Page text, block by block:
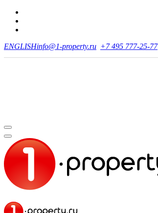
ENGLISHinfo@1-property.ru +7 495 777-25-77